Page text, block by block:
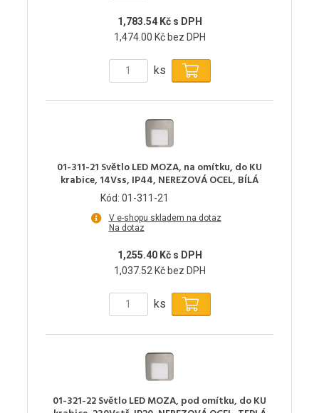
1,783.54 Kč s DPH
1,474.00 Kč bez DPH
ks
01-311-21 Světlo LED MOZA, na omítku, do KU
krabice, 14Vss, IP44, NEREZOVÁ OCEL, BÍLÁ
Kód: 01-311-21
V e-shopu skladem na dotaz
Na dotaz
1,255.40 Kč s DPH
1,037.52 Kč bez DPH
ks
01-321-22 Světlo LED MOZA, pod omítku, do KU